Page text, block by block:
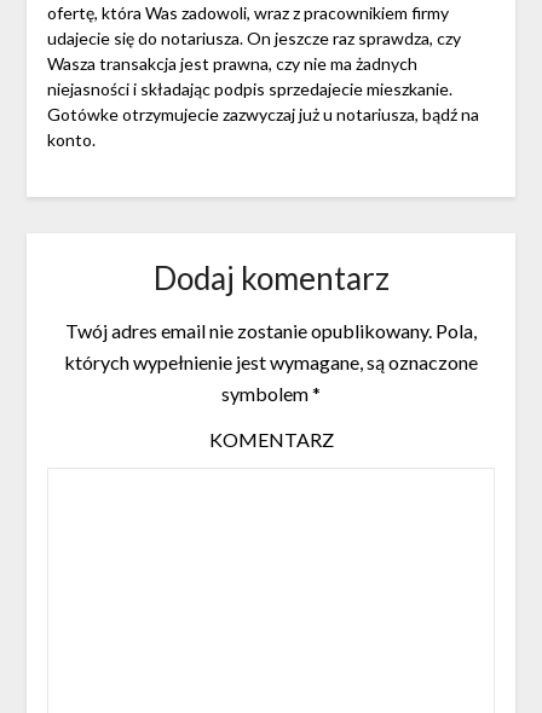
ofertę, która Was zadowoli, wraz z pracownikiem firmy
udajecie się do notariusza. On jeszcze raz sprawdza, czy
Wasza transakcja jest prawna, czy nie ma żadnych
niejasności i składając podpis sprzedajecie mieszkanie.
Gotówke otrzymujecie zazwyczaj już u notariusza, bądź na
konto.
Dodaj komentarz
Twój adres email nie zostanie opublikowany. Pola,
których wypełnienie jest wymagane, są oznaczone
symbolem*
KOMENTARZ